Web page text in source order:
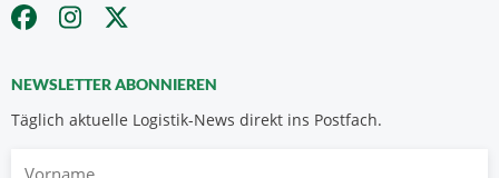
NEWSLETTER ABONNIEREN
Täglich aktuelle Logistik-News direkt ins Postfach.